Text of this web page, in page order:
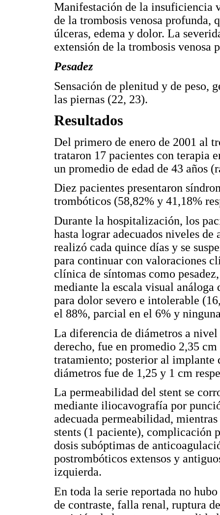
Manifestación de la insuficiencia
de la trombosis venosa profunda,
úlceras, edema y dolor. La
extensión de la trombosis venosa
Pesadez
Sensación de plenitud y de peso,
las piernas (22, 23).
Resultados
Del primero de enero de 2001 al
trataron 17 pacientes con terapia
un promedio de edad de 43 años
Diez pacientes presentaron
trombóticos (58,82% y 41,18%
Durante la hospitalización, los
hasta lograr adecuados niveles
realizó cada quince días y se
para continuar con valoraciones
clínica de síntomas como
mediante la escala visual
para dolor severo e intolerable
el 88%, parcial en el 6% y
La diferencia de diámetros a
derecho, fue en promedio 2,35
tratamiento; posterior al implante
diámetros fue de 1,25 y 1 cm
La permeabilidad del stent se
mediante iliocavografía por
adecuada permeabilidad,
stents (1 paciente), complicación
dosis subóptimas de
postrombóticos extensos y
izquierda.
En toda la serie reportada no
de contraste, falla renal, ruptura